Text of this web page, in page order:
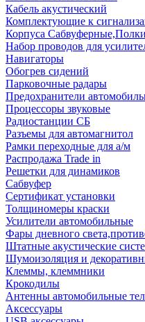
Кабель акустический
Комплектующие к
Корпуса
Набор проводов для
Навигаторы
Обогрев сидений
Парковочные радары
Предохранители
Процессоры звуковые
Радиостанции СБ
Разъемы для автомагнитол
Рамки переходные для а/м
Распродажа Trade in
Решетки для динамиков
Сабвуфер
Сертификат установки
Толщиномеры краски
Усилители автомобильные
Фары дневного
Штатные акустические
Шумоизоляция и
Клеммы, клеммники
Крокодилы
Антенны автомобильные
Аксессуары